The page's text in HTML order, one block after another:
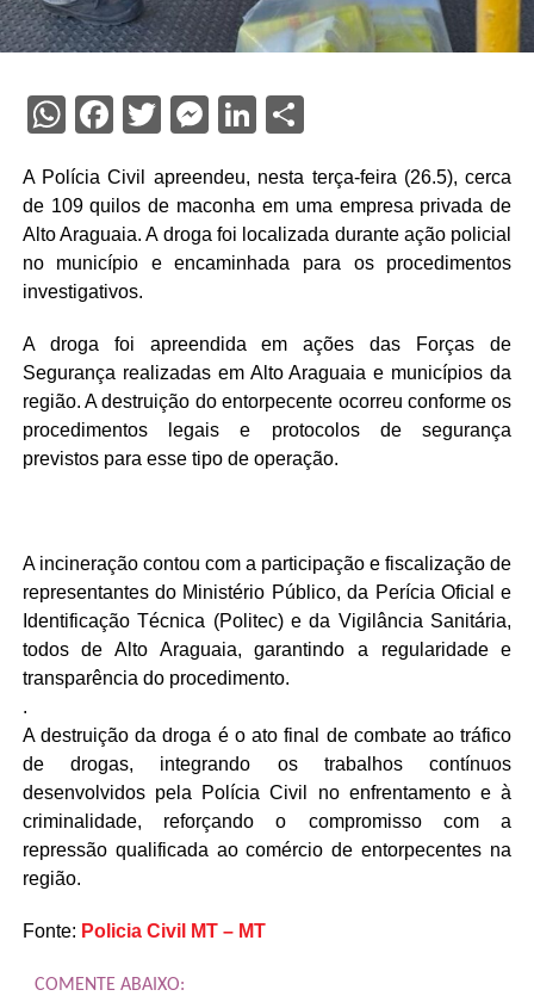
WhatsApp
Facebook
Twitter
Messenger
LinkedIn
Share
A Polícia Civil apreendeu, nesta terça-feira (26.5), cerca
de 109 quilos de maconha em uma empresa privada de
Alto Araguaia. A droga foi localizada durante ação policial
no município e encaminhada para os procedimentos
investigativos.
A droga foi apreendida em ações das Forças de
Segurança realizadas em Alto Araguaia e municípios da
região. A destruição do entorpecente ocorreu conforme os
procedimentos legais e protocolos de segurança
previstos para esse tipo de operação.
A incineração contou com a participação e fiscalização de
representantes do Ministério Público, da Perícia Oficial e
Identificação Técnica (Politec) e da Vigilância Sanitária,
todos de Alto Araguaia, garantindo a regularidade e
transparência do procedimento.
.
A destruição da droga é o ato final de combate ao tráfico
de drogas, integrando os trabalhos contínuos
desenvolvidos pela Polícia Civil no enfrentamento e à
criminalidade, reforçando o compromisso com a
repressão qualificada ao comércio de entorpecentes na
região.
Fonte: Policia Civil MT – MT
COMENTE ABAIXO: